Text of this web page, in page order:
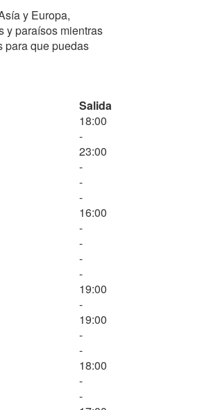
y Europa,
y paraísos mientras
para que puedas
Salida
18:00
-
23:00
-
-
-
16:00
-
-
-
-
19:00
-
19:00
-
-
18:00
-
-